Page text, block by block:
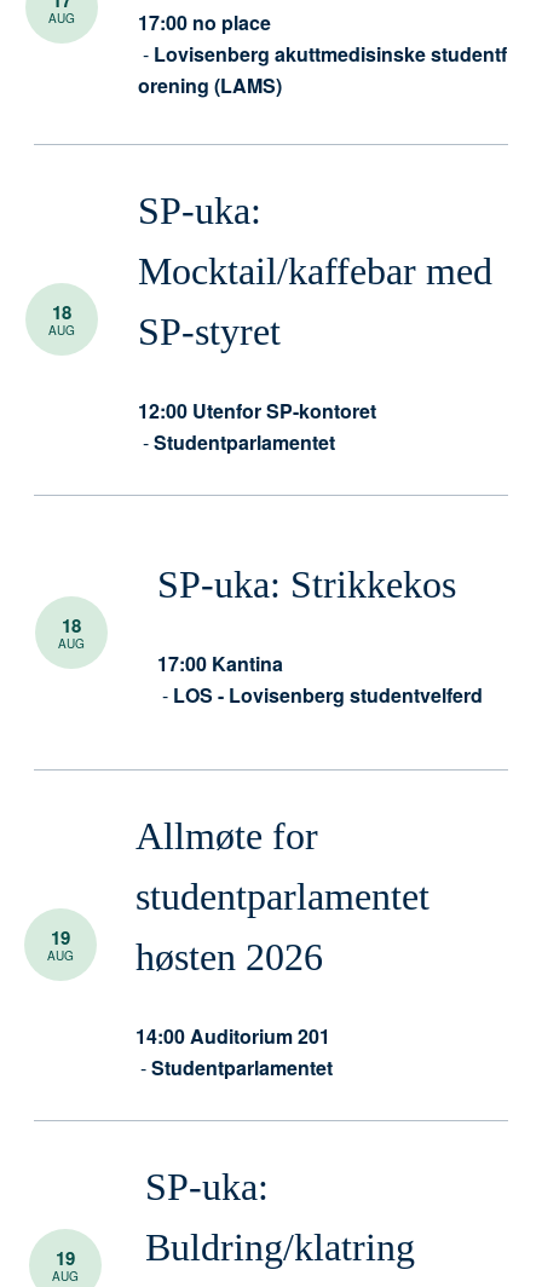
AUG 17:00 no place
- Lovisenberg akuttmedisinske studentf
orening (LAMS)
18
AUG
SP-uka:
Mocktail/kaffebar med
SP-styret
12:00 Utenfor SP-kontoret
-Studentparlamentet
18
AUG
SP-uka: Strikkekos
17:00 Kantina
- LOS - Lovisenberg studentvelferd
19
AUG
Allmøte for
studentparlamentet
høsten 2026
14:00Auditorium 201
-Studentparlamentet
19
AUG
SP-uka:
Buldring/klatring